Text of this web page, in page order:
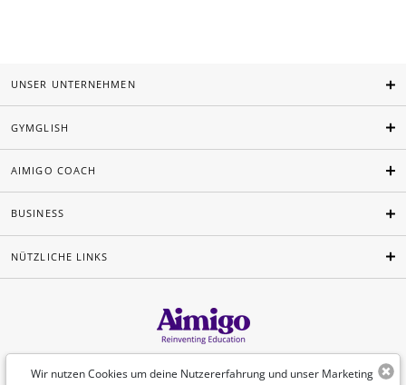
Wir nutzen Cookies um deine Nutzererfahrung und unser Marketing
UNSER UNTERNEHMEN
GYMGLISH
AIMIGO COACH
BUSINESS
NÜTZLICHE LINKS
Deutsch